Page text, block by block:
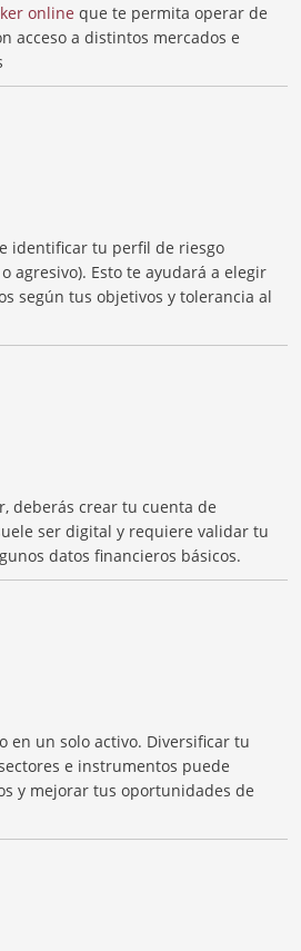
online que te permita operar de
acceso a distintos mercados e
identificar tu perfil de riesgo
agresivo). Esto te ayudará a elegir
según tus objetivos y tolerancia al
deberás crear tu cuenta de
ser digital y requiere validar tu
datos financieros básicos.
en un solo activo. Diversificar tu
e instrumentos puede
y mejorar tus oportunidades de